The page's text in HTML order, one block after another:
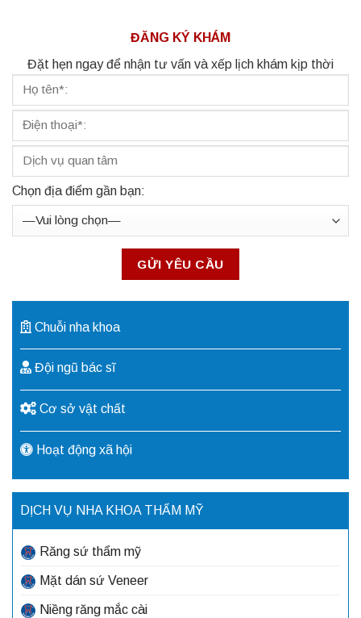
ĐĂNG KÝ KHÁM
Đặt hẹn ngay để nhận tư vấn và xếp lịch khám kịp thời
Chọn địa điểm gần bạn:
Chuỗi nha khoa
Đội ngũ bác sĩ
Cơ sở vật chất
Hoạt động xã hội
DỊCH VỤ NHA KHOA THẨM MỸ
Răng sứ thẩm mỹ
Mặt dán sứ Veneer
Niềng răng mắc cài